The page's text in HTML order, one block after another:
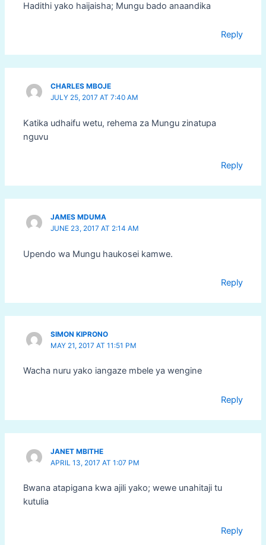
Hadithi yako haijaisha; Mungu bado anaandika
Reply
CHARLES MBOJE
JULY 25, 2017 AT 7:40 AM
Katika udhaifu wetu, rehema za Mungu zinatupa
nguvu
Reply
JAMES MDUMA
JUNE 23, 2017 AT 2:14 AM
Upendo wa Mungu haukosei kamwe.
Reply
SIMON KIPRONO
MAY 21, 2017 AT 11:51 PM
Wacha nuru yako iangaze mbele ya wengine
Reply
JANET MBITHE
APRIL 13, 2017 AT 1:07 PM
Bwana atapigana kwa ajili yako; wewe unahitaji tu
kutulia
Reply